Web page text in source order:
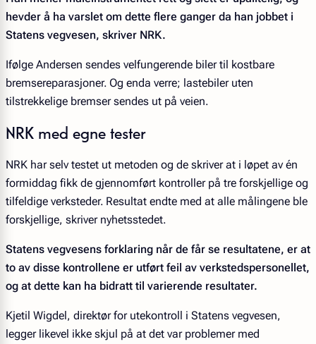
hevder å ha varslet om dette flere ganger da han jobbet i
Statens vegvesen, skriver NRK.
Ifølge Andersen sendes velfungerende biler til kostbare
bremsereparasjoner. Og enda verre; lastebiler uten
tilstrekkelige bremser sendes ut på veien.
NRK med egne tester
NRK har selv testet ut metoden og de skriver at i løpet av én
formiddag fikk de gjennomført kontroller på tre forskjellige og
tilfeldige verksteder. Resultat endte med at alle målingene ble
forskjellige, skriver nyhetsstedet.
Statens vegvesens forklaring når de får se resultatene, er at
to av disse kontrollene er utført feil av verkstedspersonellet,
og at dette kan ha bidratt til varierende resultater.
Kjetil Wigdel, direktør for utekontroll i Statens vegvesen,
legger likevel ikke skjul på at det var problemer med